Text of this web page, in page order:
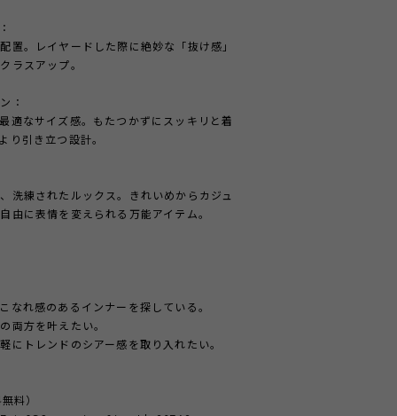
置。レイヤードした際に絶妙な「抜け感」
ラスアップ。
：
適なサイズ感。もたつかずにスッキリと着
り引き立つ設計。
洗練されたルックス。きれいめからカジュ
由に表情を変えられる万能アイテム。
なれ感のあるインナーを探している。
両方を叶えたい。
にトレンドのシアー感を取り入れたい。
料）